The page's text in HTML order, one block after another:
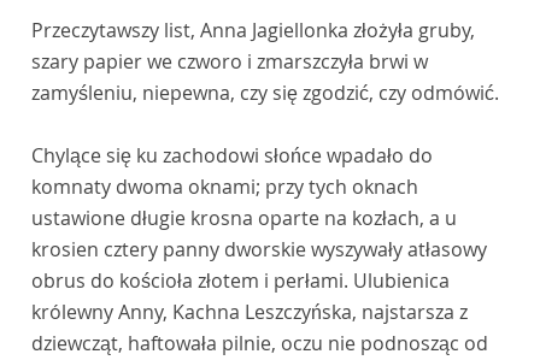
Przeczytawszy list, Anna Jagiellonka złożyła gruby,
szary papier we czworo i zmarszczyła brwi w
zamyśleniu, niepewna, czy się zgodzić, czy odmówić.
Chylące się ku zachodowi słońce wpadało do
komnaty dwoma oknami; przy tych oknach
ustawione długie krosna oparte na kozłach, a u
krosien cztery panny dworskie wyszywały atłasowy
obrus do kościoła złotem i perłami. Ulubienica
królewny Anny, Kachna Leszczyńska, najstarsza z
dziewcząt, haftowała pilnie, oczu nie podnosząc od